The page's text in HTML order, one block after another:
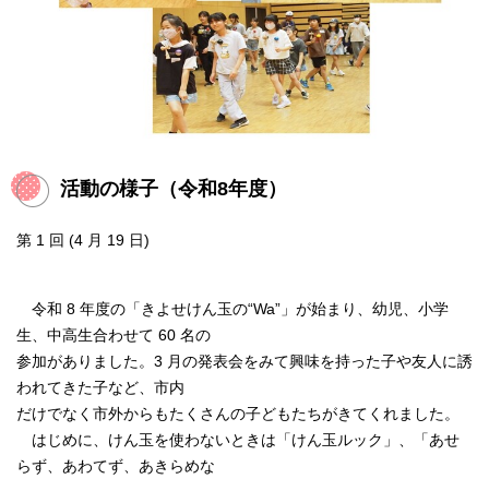
活動の様子（令和8年度）
第 1 回 (4 月 19 日)
令和 8 年度の「きよせけん玉の“Wa”」が始まり、幼児、小学
生、中高生合わせて 60 名の
参加がありました。3 月の発表会をみて興味を持った子や友人に誘
われてきた子など、市内
だけでなく市外からもたくさんの子どもたちがきてくれました。
はじめに、けん玉を使わないときは「けん玉ルック」、「あせ
らず、あわてず、あきらめな